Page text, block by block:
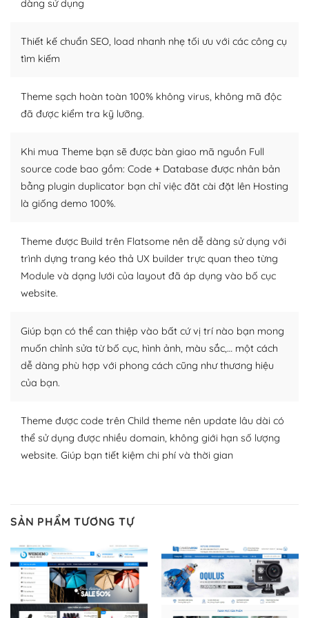
WordPress là nơi lưu trữ cho một diễn đàn cộng đồng
khổng lồ được kiểm duyệt bởi các nhân viên và những
Nếu bạn gặp khó khăn, bạn có thể lên mạng và tìm
kiếm những cộng đồng WordPress, họ sẽ giúp bạn trả
Cộng đồng sử dụng WordPress sẵn sàng hỗ trợ bạn
– Đa dạng plugin và themes
WordPress để tăng thêm các tính năng cần thiết. Có
nhiều plugin trả phí hoặc miễn phí.
Nhờ lượng người dùng đông đảo, thư viện themes và
plugin của WordPress rất phong phú. Bạn có thể thỏa
lập website của mình.
WordPress đa dạng plugin và themes
– Dễ sử dụng
Với mọi Hosting bất kỳ thì WordPress đều có thể dễ
dàng thiết lập vì thực tế nó đã cung cấp khoảng 60%
toàn bộ web.
Dễ dàng lựa chọn Hosting cho website WordPress
– Bảo mật cực tốt
Vì WordPress hiện là nền tảng xây dựng trang web và
blog lớn nhất trên thế giới, quan trọng nhất là bảo vệ
dàng sử dụng
Thiết kế chuẩn SEO, load nhanh nhẹ tối ưu với các công cụ
tìm kiếm
Theme sạch hoàn toàn 100% không virus, không mã độc
đã được kiểm tra kỹ lưỡng.
Khi mua Theme bạn sẽ được bàn giao mã nguồn Full
source code bao gồm: Code + Database được nhân bản
bằng plugin duplicator bạn chỉ việc đăt cài đặt lên Hosting
là giống demo 100%.
Theme được Build trên Flatsome nên dễ dàng sử dụng với
trình dựng trang kéo thả UX builder trực quan theo từng
Module và dạng lưới của layout đã áp dụng vào bố cục
website.
Giúp bạn có thể can thiệp vào bất cứ vị trí nào bạn mong
muốn chỉnh sửa từ bố cục, hình ảnh, màu sắc,… một cách
dễ dàng phù hợp với phong cách cũng như thương hiệu
của bạn.
Theme được code trên Child theme nên update lâu dài có
thể sử dụng được nhiều domain, không giới hạn số lượng
website. Giúp bạn tiết kiệm chi phí và thời gian
SẢN PHẨM TƯƠNG TỰ